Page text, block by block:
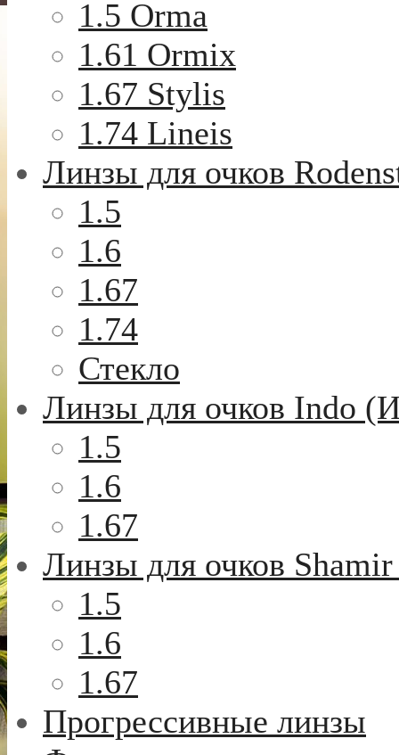
1.5 Orma
1.61 Ormix
1.67 Stylis
1.74 Lineis
Линзы для очков
1.5
1.6
1.67
1.74
Стекло
Линзы для очков Indo
1.5
1.6
1.67
Линзы для очков
1.5
1.6
1.67
Прогрессивные линзы